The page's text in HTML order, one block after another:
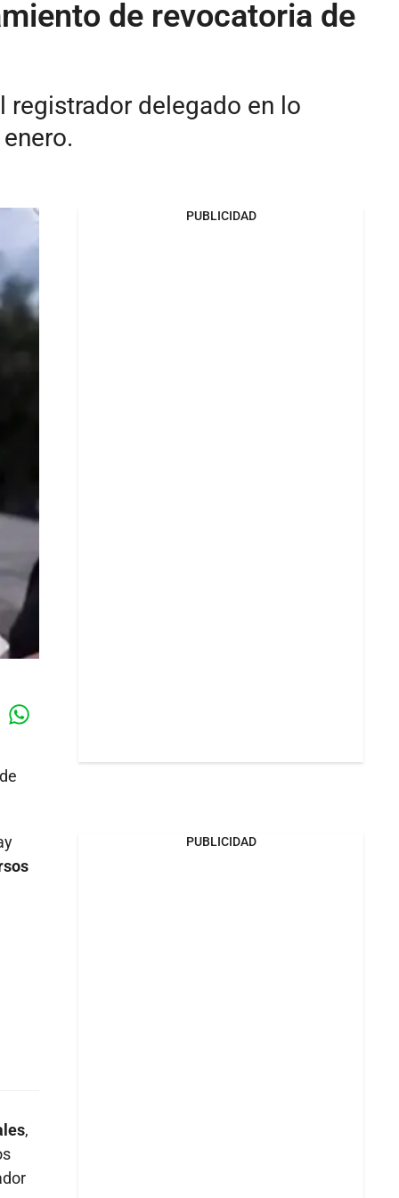
de revocatoria de
registrador delegado en lo
,
PUBLICIDAD
PUBLICIDAD